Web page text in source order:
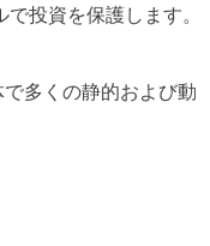
投資を保護します。
多くの静的および動